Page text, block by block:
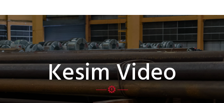
Seçenekler
ürün
sayfasından
seçilebilir
Kesim Video